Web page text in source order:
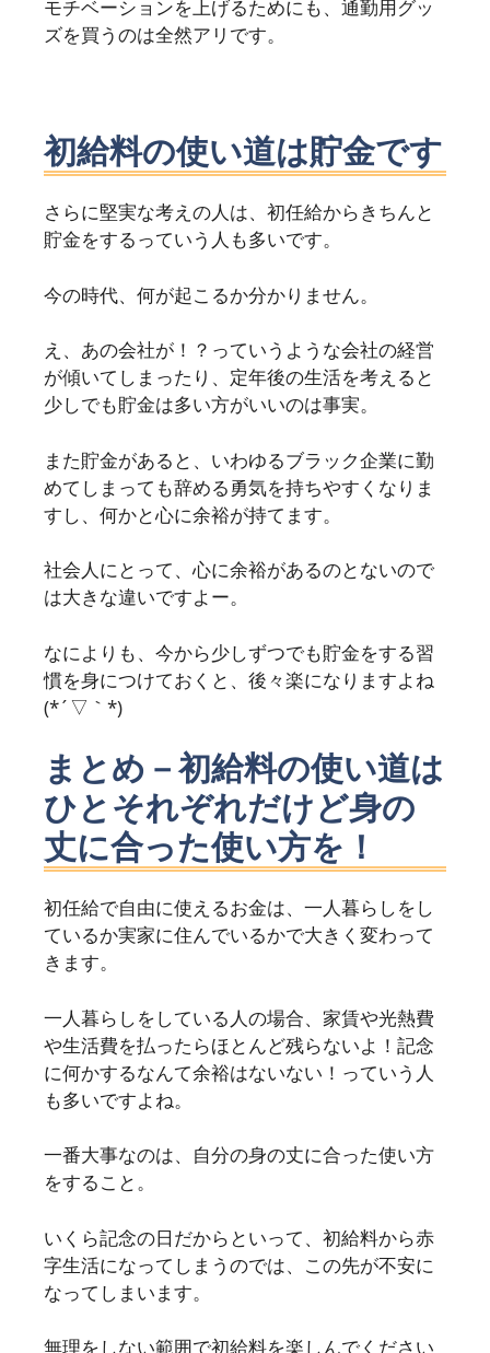
モチベーションを上げるためにも、通勤用グッ
ズを買うのは全然アリです。
初給料の使い道は貯金です
さらに堅実な考えの人は、初任給からきちんと
貯金をするっていう人も多いです。
今の時代、何が起こるか分かりません。
え、あの会社が！？っていうような会社の経営
が傾いてしまったり、定年後の生活を考えると
少しでも貯金は多い方がいいのは事実。
また貯金があると、いわゆるブラック企業に勤
めてしまっても辞める勇気を持ちやすくなりま
すし、何かと心に余裕が持てます。
社会人にとって、心に余裕があるのとないので
は大きな違いですよー。
なによりも、今から少しずつでも貯金をする習
慣を身につけておくと、後々楽になりますよね
(*´▽｀*)
まとめ－初給料の使い道は
ひとそれぞれだけど身の
丈に合った使い方を！
初任給で自由に使えるお金は、一人暮らしをし
ているか実家に住んでいるかで大きく変わって
きます。
一人暮らしをしている人の場合、家賃や光熱費
や生活費を払ったらほとんど残らないよ！記念
に何かするなんて余裕はないない！っていう人
も多いですよね。
一番大事なのは、自分の身の丈に合った使い方
をすること。
いくら記念の日だからといって、初給料から赤
字生活になってしまうのでは、この先が不安に
なってしまいます。
無理をしない範囲で初給料を楽しんでください